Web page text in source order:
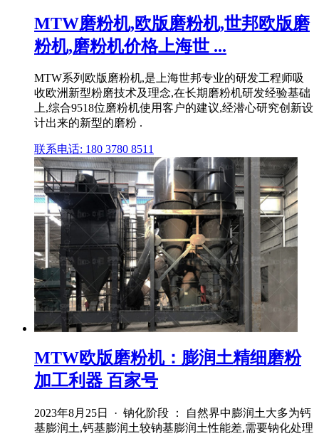
MTW磨粉机,欧版磨粉机,世邦欧版磨
粉机,磨粉机价格上海世 ...
MTW系列欧版磨粉机,是上海世邦专业的研发工程师吸
收欧洲新型粉磨技术及理念,在长期磨粉机研发经验基础
上,综合9518位磨粉机使用客户的建议,经潜心研究创新设
计出来的新型的磨粉 .
联系电话: 180 3780 8511
MTW欧版磨粉机：膨润土精细磨粉
加工利器 百家号
2023年8月25日 · 钠化阶段 ： 自然界中膨润土大多为钙
基膨润土,钙基膨润土较钠基膨润土性能差,需要钠化处理